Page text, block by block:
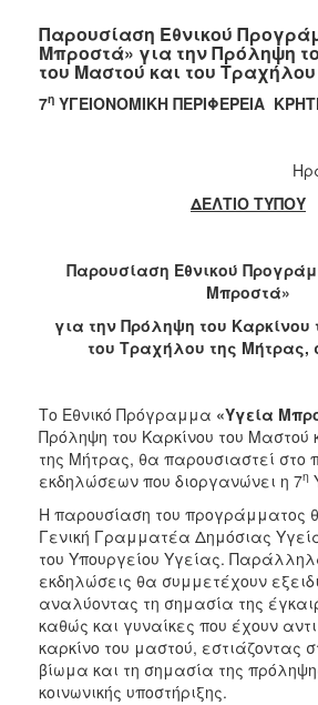
2022
2021
2020
2015
2011
ΔΗΜΟΣ
ΠΟΛΙΤΙΣΜΟΣ
ΑΝΘΕΚΤΙΚΗ
ΠΟΛΗ
Παρουσίαση Εθνικού
Μπροστά» για την Πρόληψη
του Μαστού και του
7η ΥΓΕΙΟΝΟΜΙΚΗ ΠΕΡΙΦΕΡΕΙΑ
ΔΕΛΤΙΟ ΤΥΠΟΥ
Παρουσίαση Εθνικού
Μπροστά»
για την Πρόληψη του Καρκίνου
του Τραχήλου της Μήτρας,
Το Εθνικό Πρόγραμμα «Υγεία
Πρόληψη του Καρκίνου του Μαστού
της Μήτρας, θα παρουσιαστεί στο
εκδηλώσεων που διοργανώνει η 7η
Η παρουσίαση του προγράμματος
Γενική Γραμματέα Δημόσιας
του Υπουργείου Υγείας.
εκδηλώσεις θα συμμετέχουν
αναλύοντας τη σημασία της
καθώς και γυναίκες που έχουν
καρκίνο του μαστού, εστιάζοντας
βίωμα και τη σημασία της
κοινωνικής υποστήριξης.